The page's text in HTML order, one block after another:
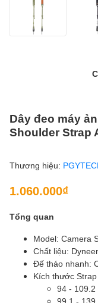
Dây đeo máy
Shoulder Strap
Thương hiệu:
1.060.000₫
Tổng quan
Model: Camera
Chất liệu:
Đế tháo nhanh:
Kích thước Strap
94 - 109.2
99.1 -